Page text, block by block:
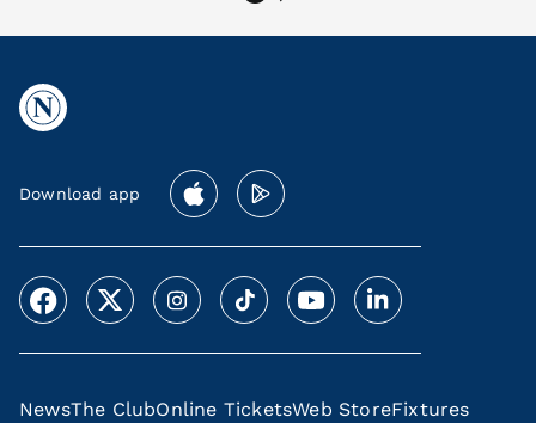
Download app
NewsThe ClubOnline TicketsWeb StoreFixtures